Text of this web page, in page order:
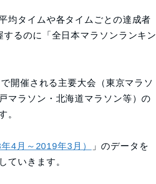
均タイムや各タイムごとの達成者
るのに「全日本マラソンランキン
開催される主要大会（東京マラソ
マラソン・北海道マラソン等）の
。
4月～2019年3月）
」のデータを
ていきます。